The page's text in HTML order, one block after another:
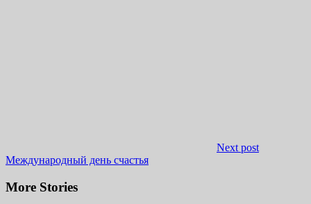
Next post
Международный день счастья
More Stories